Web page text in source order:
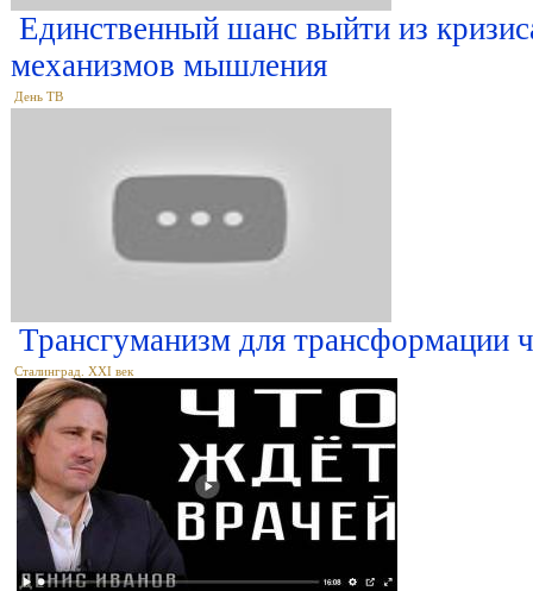
Единственный шанс выйти из
механизмов мышления
День ТВ
Трансгуманизм для трансформации
Сталинград. XXI век